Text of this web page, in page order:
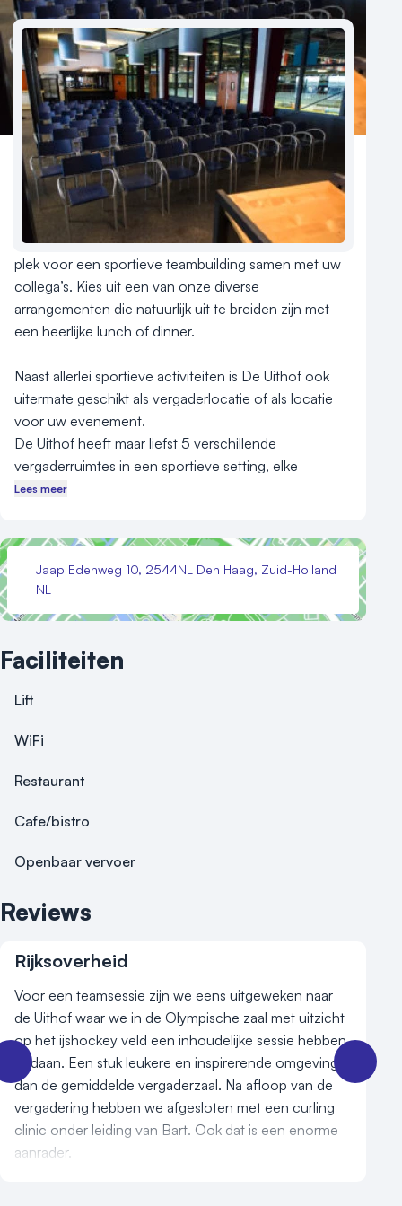
Reviews (5⭐️)
Contact
Sinds 2000 is De Uithof een veelzijdig sportcentrum
met onder andere een sneeuwbaan, schaatsbaan,
kartbaan, lasergame-arena en klimwand. De ideale
plek voor een sportieve teambuilding samen met uw
collega’s. Kies uit een van onze diverse
arrangementen die natuurlijk uit te breiden zijn met
een heerlijke lunch of dinner.
Naast allerlei sportieve activiteiten is De Uithof ook
uitermate geschikt als vergaderlocatie of als locatie
voor uw evenement.
De Uithof heeft maar liefst 5 verschillende
vergaderruimtes in een sportieve setting, elke
vergaderruimte kijkt uit op een van de schaatsbanen
te organiseren. Een dagvullend programma onder
geweest.
Lees meer
Jaap Edenweg 10, 2544NL Den Haag, Zuid-Holland
NL
Faciliteiten
Lift
WiFi
Restaurant
Cafe/bistro
Openbaar vervoer
Reviews
Rijksoverheid
Voor een teamsessie zijn we eens uitgeweken naar
de Uithof waar we in de Olympische zaal met uitzicht
op het ijshockey veld een inhoudelijke sessie hebben
gedaan. Een stuk leukere en inspirerende omgeving
dan de gemiddelde vergaderzaal. Na afloop van de
vergadering hebben we afgesloten met een curling
clinic onder leiding van Bart. Ook dat is een enorme
aanrader.